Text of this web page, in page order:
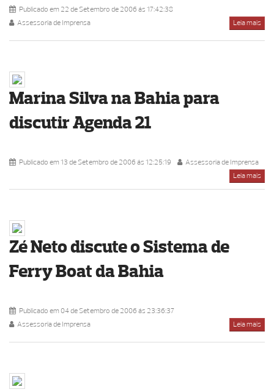
Publicado em 22 de Setembro de 2006 ás 17:42:38
Assessoria de Imprensa
Leia mais
Marina Silva na Bahia para
discutir Agenda 21
Publicado em 13 de Setembro de 2006 ás 12:25:19
Assessoria de Imprensa
Leia mais
Zé Neto discute o Sistema de
Ferry Boat da Bahia
Publicado em 04 de Setembro de 2006 ás 23:36:37
Assessoria de Imprensa
Leia mais